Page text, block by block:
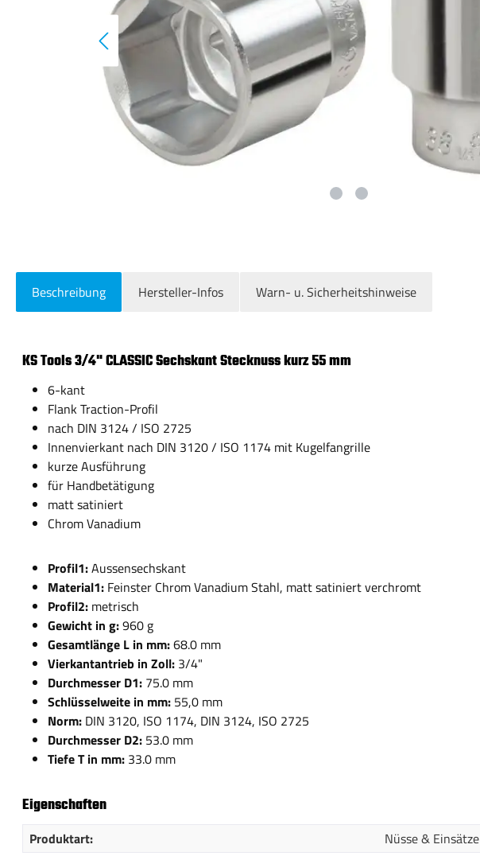
Beschreibung Hersteller-Infos Warn- u. Sicherheitshinweise
KS Tools 3/4" CLASSIC Sechskant Stecknuss kurz 55 mm
6-kant
Flank Traction-Profil
nach DIN 3124 / ISO 2725
Innenvierkant nach DIN 3120 / ISO 1174 mit Kugelfangrille
kurze Ausführung
für Handbetätigung
matt satiniert
Chrom Vanadium
Profil1:Aussensechskant
Material1: Feinster Chrom Vanadium Stahl, matt satiniert verchromt
Profil2: metrisch
Gewicht in g:960 g
Gesamtlänge L in mm:68.0 mm
Vierkantantrieb in Zoll: 3/4"
Durchmesser D1: 75.0 mm
Schlüsselweite in mm: 55,0 mm
Norm: DIN 3120, ISO 1174, DIN 3124, ISO 2725
Durchmesser D2: 53.0 mm
Tiefe T in mm: 33.0 mm
Eigenschaften
Produktart: Nüsse & Einsätze